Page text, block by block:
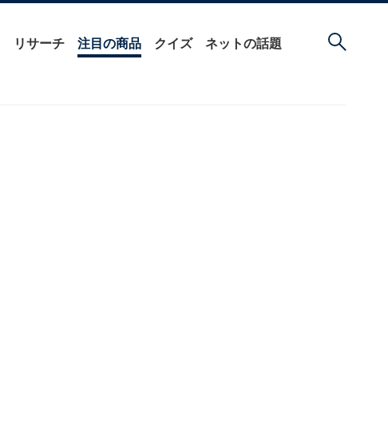
リサーチ 注目の商品 クイズ ネットの話題